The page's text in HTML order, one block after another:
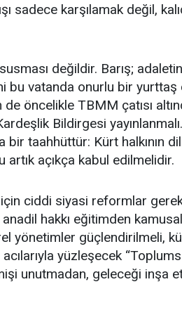
sadece karşılamak değil,
değildir. Barış;
bu vatanda onurlu bir yurttaş
öncelikle TBMM çatısı
Bildirgesi
taahhüttür: Kürt halkının
açıkça kabul edilmelidir.
ciddi siyasi reformlar
hakkı eğitimden
yönetimler güçlendirilmeli,
yüzleşecek
unutmadan, geleceği inşa